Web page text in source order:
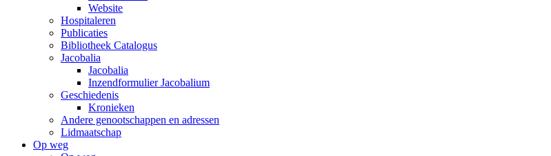
Website
Hospitaleren
Publicaties
Bibliotheek Catalogus
Jacobalia
Jacobalia
Inzendformulier Jacobalium
Geschiedenis
Kronieken
Andere genootschappen en adressen
Lidmaatschap
Op weg